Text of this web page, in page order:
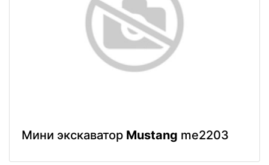
Мини экскаватор Mustang me2203